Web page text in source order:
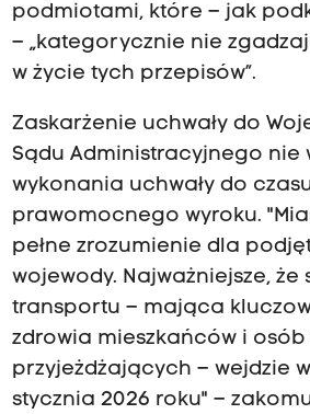
podmiotami, które – jak
– „kategorycznie nie
w życie tych przepisów”.
Zaskarżenie uchwały do
Sądu Administracyjnego nie
wykonania uchwały do
prawomocnego wyroku.
pełne zrozumienie dla
wojewody. Najważniejsze, że
transportu – mająca
zdrowia mieszkańców i osób
przyjeżdżających – wejdzie
stycznia 2026 roku" –